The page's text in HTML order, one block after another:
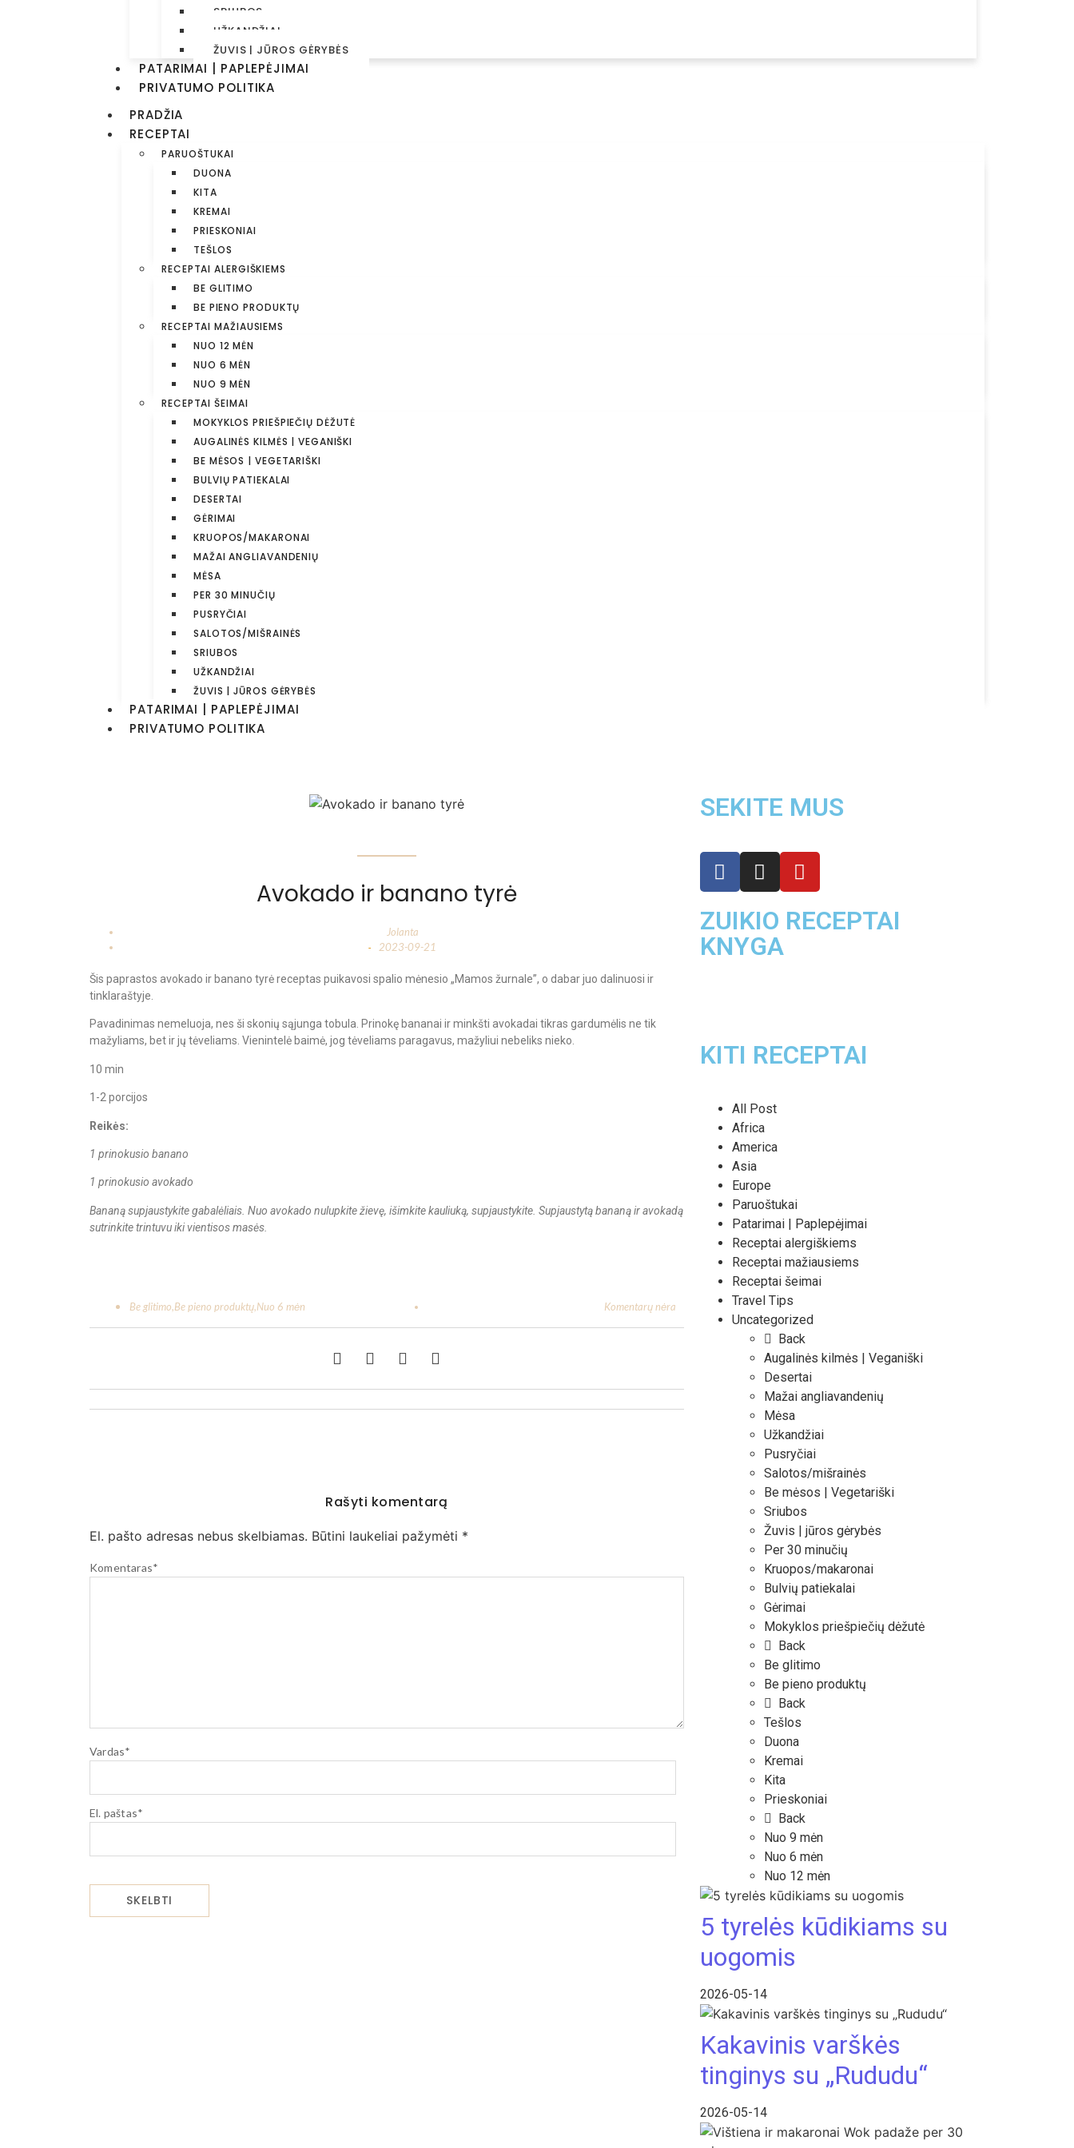
SRIUBOS
UŽKANDŽIAI
ŽUVIS | JŪROS GĖRYBĖS
PATARIMAI | PAPLEPĖJIMAI
PRIVATUMO POLITIKA
PRADŽIA
RECEPTAI
PARUOŠTUKAI
DUONA
KITA
KREMAI
PRIESKONIAI
TEŠLOS
RECEPTAI ALERGIŠKIEMS
BE GLITIMO
BE PIENO PRODUKTŲ
RECEPTAI MAŽIAUSIEMS
NUO 12 MĖN
NUO 6 MĖN
NUO 9 MĖN
RECEPTAI ŠEIMAI
MOKYKLOS PRIEŠPIEČIŲ DĖŽUTĖ
AUGALINĖS KILMĖS | VEGANIŠKI
BE MĖSOS | VEGETARIŠKI
BULVIŲ PATIEKALAI
DESERTAI
GĖRIMAI
KRUOPOS/MAKARONAI
MAŽAI ANGLIAVANDENIŲ
MĖSA
PER 30 MINUČIŲ
PUSRYČIAI
SALOTOS/MIŠRAINĖS
SRIUBOS
UŽKANDŽIAI
ŽUVIS | JŪROS GĖRYBĖS
PATARIMAI | PAPLEPĖJIMAI
PRIVATUMO POLITIKA
Avokado ir banano tyrė
Jolanta
- 2023-09-21
Šis paprastos avokado ir banano tyrė receptas puikavosi spalio mėnesio „Mamos žurnale”, o dabar juo dalinuosi ir
tinklaraštyje.
Pavadinimas nemeluoja, nes ši skonių sąjunga tobula. Prinokę bananai ir minkšti avokadai tikras gardumėlis ne tik
mažyliams, bet ir jų tėveliams. Vienintelė baimė, jog tėveliams paragavus, mažyliui nebeliks nieko.
10 min
1-2 porcijos
Reikės:
1 prinokusio banano
1 prinokusio avokado
Bananą supjaustykite gabalėliais. Nuo avokado nulupkite žievę, išimkite kauliuką, supjaustykite. Supjaustytą bananą ir avokadą
sutrinkite trintuvu iki vientisos masės.
Be glitimo,Be pieno produktų,Nuo 6 mėn Komentarų nėra
Rašyti komentarą
El. pašto adresas nebus skelbiamas. Būtini laukeliai pažymėti *
Komentaras*
Vardas*
El. paštas*
SEKITE MUS
ZUIKIO RECEPTAI
KNYGA
KITI RECEPTAI
All Post
Africa
America
Asia
Europe
Paruoštukai
Patarimai | Paplepėjimai
Receptai alergiškiems
Receptai mažiausiems
Receptai šeimai
Travel Tips
Uncategorized
Back
Augalinės kilmės | Veganiški
Desertai
Mažai angliavandenių
Mėsa
Užkandžiai
Pusryčiai
Salotos/mišrainės
Be mėsos | Vegetariški
Sriubos
Žuvis | jūros gėrybės
Per 30 minučių
Kruopos/makaronai
Bulvių patiekalai
Gėrimai
Mokyklos priešpiečių dėžutė
Back
Be glitimo
Be pieno produktų
Back
Tešlos
Duona
Kremai
Kita
Prieskoniai
Back
Nuo 9 mėn
Nuo 6 mėn
Nuo 12 mėn
5 tyrelės kūdikiams su
uogomis
2026-05-14
Kakavinis varškės
tinginys su „Rududu“
2026-05-14